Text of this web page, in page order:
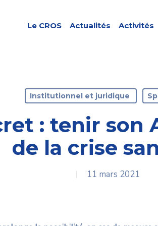
Le CROS Actualités Activités
Institutionnel et juridique
: tenir son
de la crise
11 mars 2021